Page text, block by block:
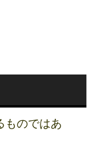
ものではあ